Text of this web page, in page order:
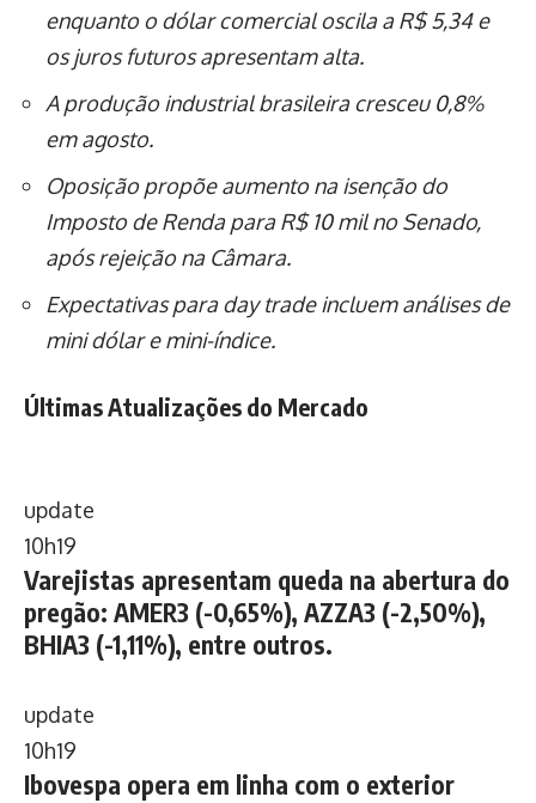
enquanto o dólar comercial oscila a R$ 5,34 e
os juros futuros apresentam alta.
A produção industrial brasileira cresceu 0,8%
em agosto.
Oposição propõe aumento na isenção do
Imposto de Renda para R$ 10 mil no Senado,
após rejeição na Câmara.
Expectativas para day trade incluem análises de
mini dólar e mini-índice.
Últimas Atualizações do Mercado
update
10h19
Varejistas apresentam queda na abertura do
pregão: AMER3 (-0,65%), AZZA3 (-2,50%),
BHIA3 (-1,11%), entre outros.
update
10h19
Ibovespa opera em linha com o exterior